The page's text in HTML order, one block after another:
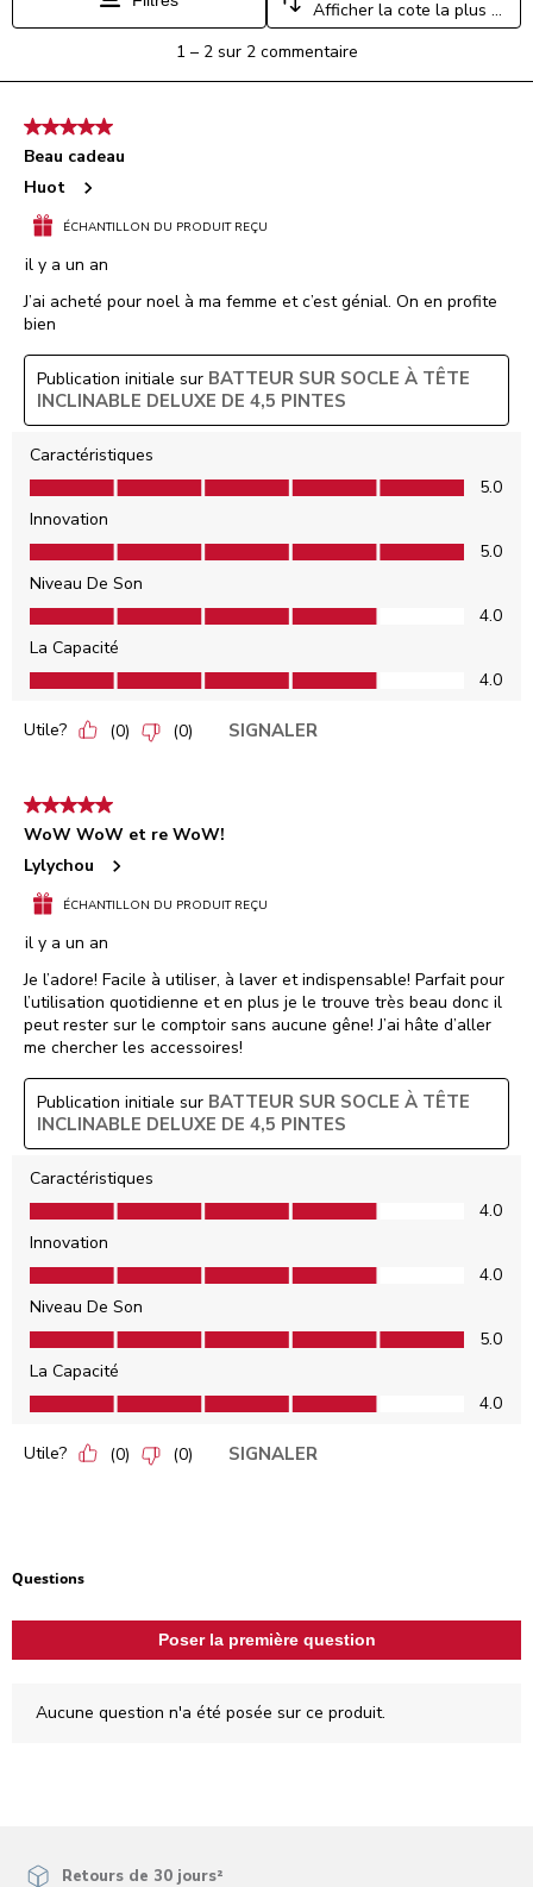
formulaire
soumission.
le
formulaire
soumission.
formulaire
de
soumission.
le
formulaire
de
soumission.
le
formulaire
soumission.
Afficher la cote la plus élevée à la plus faible
2
commentaire.
1 – 2 sur 2 commentaire
5 étoile(s) sur 5.
Beau cadeau
Huot
ÉCHANTILLON DU PRODUIT REÇU
il y a un an
J’ai acheté pour noel à ma femme et c’est génial. On en profite
bien
Publication initiale sur BATTEUR SUR SOCLE À TÊTE
INCLINABLE DELUXE DE 4,5 PINTES
Caractéristiques
Caractéristiques, 5.0 sur 5
5.0
Innovation
Innovation, 5.0 sur 5
5.0
Niveau De Son
Niveau De Son, 4.0 sur 5
4.0
La Capacité
La Capacité, 4.0 sur 5
4.0
Utile? (0) (0) SIGNALER
5 étoile(s) sur 5.
WoW WoW et re WoW!
Lylychou
ÉCHANTILLON DU PRODUIT REÇU
il y a un an
Je l’adore! Facile à utiliser, à laver et indispensable! Parfait pour
l’utilisation quotidienne et en plus je le trouve très beau donc il
peut rester sur le comptoir sans aucune gêne! J’ai hâte d’aller
me chercher les accessoires!
Publication initiale sur BATTEUR SUR SOCLE À TÊTE
INCLINABLE DELUXE DE 4,5 PINTES
Caractéristiques
Caractéristiques, 4.0 sur 5
4.0
Innovation
Innovation, 4.0 sur 5
4.0
Niveau De Son
Niveau De Son, 5.0 sur 5
5.0
La Capacité
La Capacité, 4.0 sur 5
4.0
Utile? (0) (0) SIGNALER
Aucune question n'a été posée sur ce produit.
Questions
Poser la première question
Aucune question n'a été posée sur ce produit.
Retours de 30 jours²